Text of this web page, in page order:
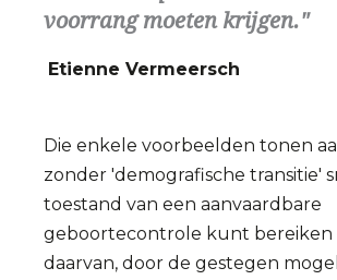
voorrang moeten krijgen.
Etienne Vermeersch
Die enkele voorbeelden tonen
zonder 'demografische transitie'
toestand van een aanvaardbare
geboortecontrole kunt bereiken
daarvan, door de gestegen